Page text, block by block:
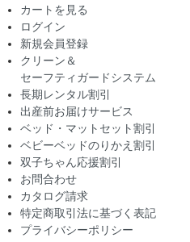
カートを見る
ログイン
新規会員登録
クリーン＆
セーフティガードシステム
長期レンタル割引
出産前お届けサービス
ベッド・マットセット割引
ベビーベッドのりかえ割引
双子ちゃん応援割引
お問合わせ
カタログ請求
特定商取引法に基づく表記
プライバシーポリシー